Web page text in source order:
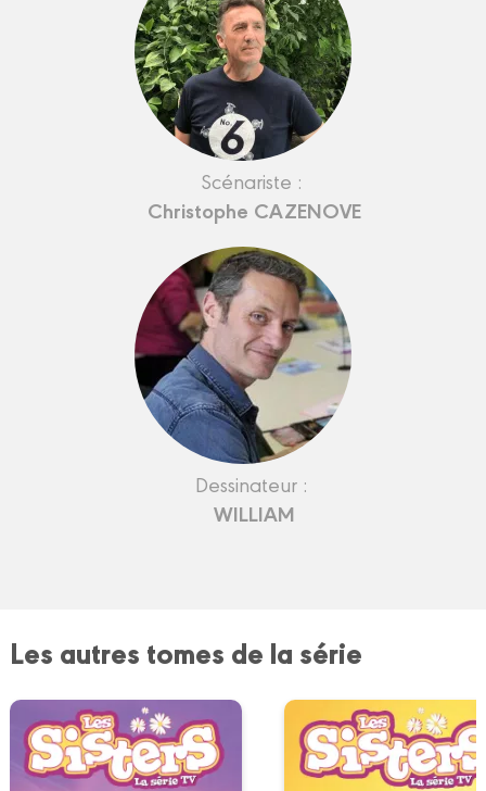
Scénariste :
Christophe CAZENOVE
Dessinateur :
WILLIAM
Les autres tomes de la série